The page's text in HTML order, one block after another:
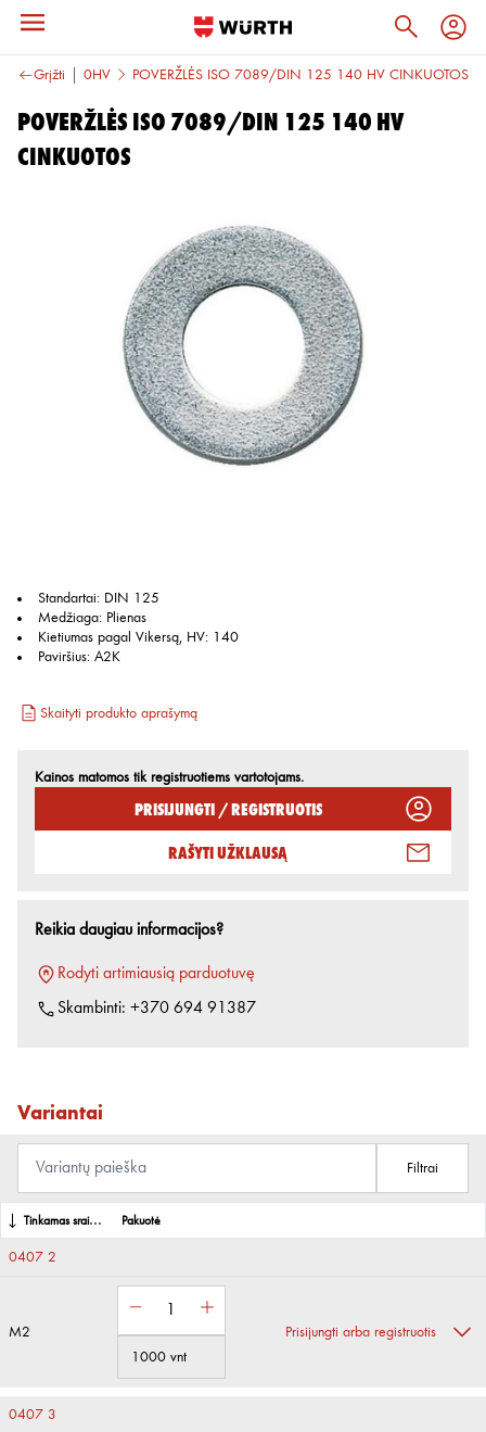
Grįžti<=140HV POVERŽLĖS ISO 7089/DIN 125 140 HV CINKUOTOS
POVERŽLĖS ISO 7089/DIN 125 140 HV
CINKUOTOS
Standartai: DIN 125
Medžiaga: Plienas
Kietiumas pagal Vikersą, HV: 140
Paviršius: A2K
Skaityti produkto aprašymą
Kainos matomos tik registruotiems vartotojams.
Prisijungti / Registruotis
Rašyti užklausą
Reikia daugiau informacijos?
Rodyti artimiausią parduotuvę
Skambinti: +370 694 91387
Variantai
Filtrai
Tinkamas sraigto sriegisPakuotė
0407 2
M2
1000 vnt
Prisijungti arba registruotis
0407 3